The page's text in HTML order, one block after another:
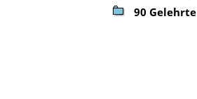
90 Gelehrte